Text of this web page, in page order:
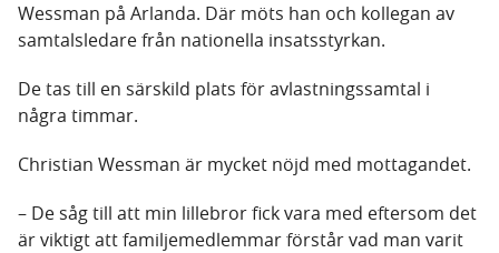
Wessman på Arlanda. Där möts han och kollegan av
samtalsledare från nationella insatsstyrkan.
De tas till en särskild plats för avlastningssamtal i
några timmar.
Christian Wessman är mycket nöjd med mottagandet.
– De såg till att min lillebror fick vara med eftersom det
är viktigt att familjemedlemmar förstår vad man varit